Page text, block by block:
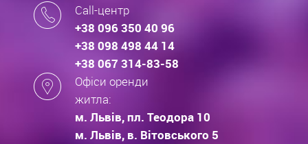
Call-центр
+38 096 350 40 96
+38 098 498 44 14
+38 067 314-83-58
Офіси оренди
житла:
м. Львів, пл. Теодора 10
м. Львів, в. Вітовського 5